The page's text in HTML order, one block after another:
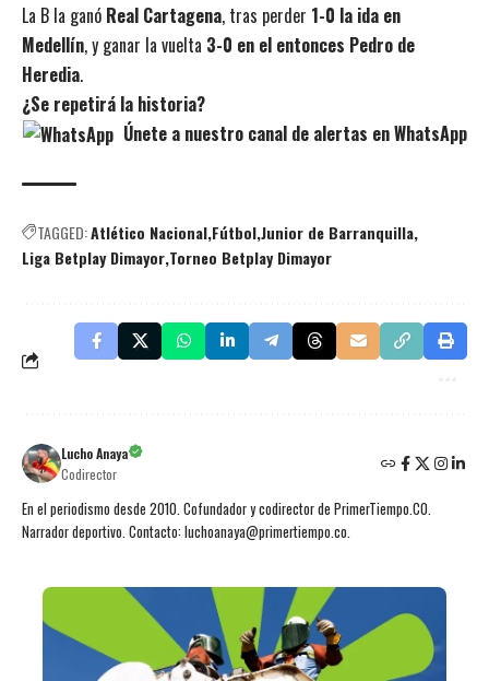
La B la ganó Real Cartagena, tras perder 1-0 la ida en
Medellín, y ganar la vuelta 3-0 en el entonces Pedro de
Heredia.
¿Se repetirá la historia?
Únete a nuestro canal de alertas en WhatsApp
TAGGED:Atlético Nacional FútbolJunior de Barranquilla
Liga Betplay Dimayor Torneo Betplay Dimayor
Lucho Anaya
Codirector
En el periodismo desde 2010. Cofundador y codirector de PrimerTiempo.CO.
Narrador deportivo. Contacto: luchoanaya@primertiempo.co.